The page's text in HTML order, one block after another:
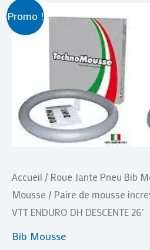
Promo !
Accueil / Roue Jante Pneu Bib
Mousse / Paire de mousse
VTT ENDURO DH DESCENTE 26′
Bib Mousse
Le
prix
initial
était :
€ 160,00.